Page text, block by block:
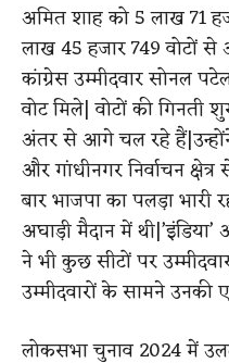
अमित शाह को 5 लाख 71
लाख 45 हजार 749 वोटों
कांग्रेस उम्मीदवार सोनल
वोट मिले| वोटों की गिनती
अंतर से आगे चल रहे
और गांधीनगर निर्वाचन
बार भाजपा का पलड़ा
अघाड़ी मैदान में
ने भी कुछ सीटों पर
उम्मीदवारों के सामने
लोकसभा चुनाव 2024 में